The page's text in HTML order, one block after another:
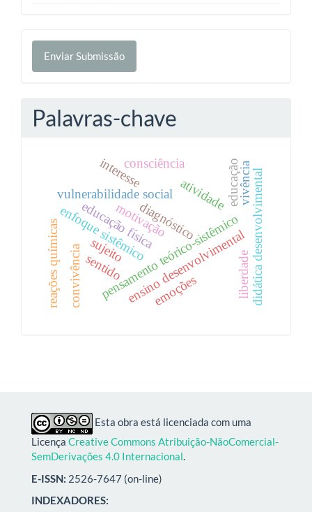
Enviar
Submissão
Enviar Submissão
Palavras-chave
pensamento teórico-sistêmico
enfoque sistêmicodiagnóstico
reações químicas didática desenvolvimental
educação física
ensino desenvolvimental
vulnerabilidade social
sujeito
motivação
interesse
sentido
emoções
atividade
consciência
liberdade
educação
convivência
vivência
Esta obra está licenciada com uma
Licença Creative Commons Atribuição-NãoComercial-
SemDerivações 4.0 Internacional.
E-ISSN: 2526-7647 (on-line)
INDEXADORES: